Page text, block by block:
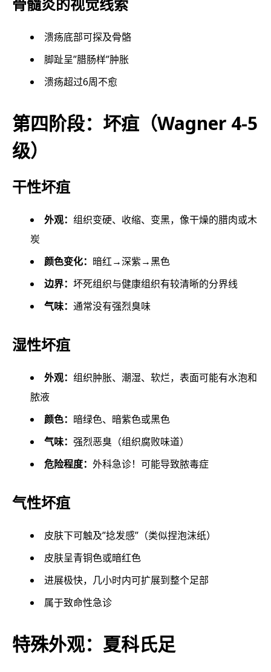
溃疡底部可探及骨骼
脚趾呈”腊肠样”肿胀
溃疡超过6周不愈
第四阶段：坏疽（Wagner 4-5
级）
干性坏疽
外观： 组织变硬、收缩、变黑，像干燥的腊肉或木
炭
颜色变化： 暗红→深紫→黑色
边界： 坏死组织与健康组织有较清晰的分界线
气味： 通常没有强烈臭味
湿性坏疽
外观： 组织肿胀、潮湿、软烂，表面可能有水泡和
脓液
颜色： 暗绿色、暗紫色或黑色
气味： 强烈恶臭（组织腐败味道）
危险程度： 外科急诊！可能导致脓毒症
气性坏疽
皮肤下可触及”捻发感”（类似捏泡沫纸）
皮肤呈青铜色或暗红色
进展极快，几小时内可扩展到整个足部
属于致命性急诊
特殊外观：夏科氏足